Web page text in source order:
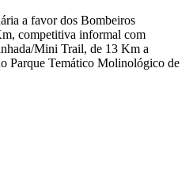
a favor dos Bombeiros
competitiva informal com
Mini Trail, de 13 Km a
Parque Temático Molinológico de